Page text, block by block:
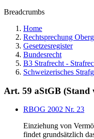
Breadcrumbs
Home
Rechtsprechung
Gesetzesregister
Bundesrecht
B3 Strafrecht -
Schweizerisches
Art. 59 aStGB (Stand
RBOG 2002 Nr. 23
Einziehung von
findet grundsätzlich